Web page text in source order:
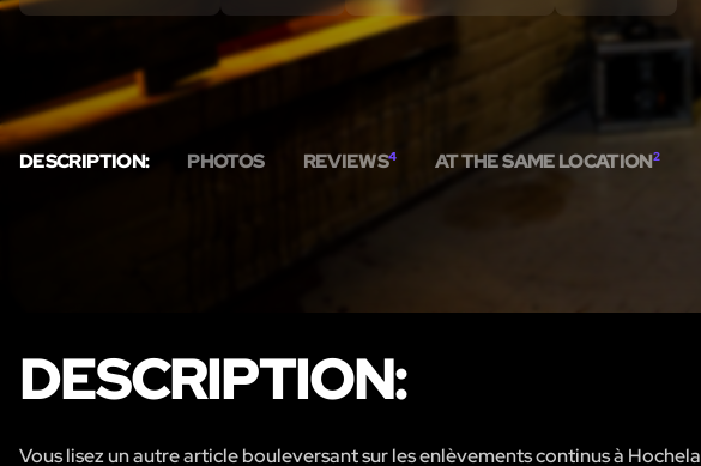
DESCRIPTION: PHOTOS REVIEWS4 AT THE SAME LOCATION2
DESCRIPTION:
Vous lisez un autre article bouleversant sur les enlèvements continus à